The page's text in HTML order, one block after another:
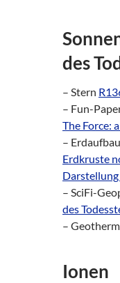
des
– Stern
– Fun-
The Force:
–
Erdkruste
– SciFi-
des
–
Ionen